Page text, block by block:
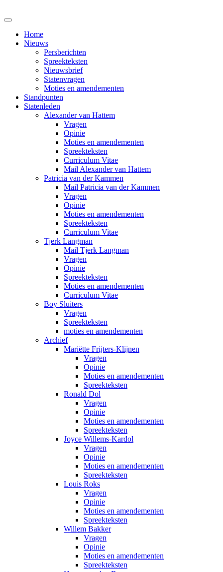
Home
Nieuws
Persberichten
Spreekteksten
Nieuwsbrief
Statenvragen
Moties en amendementen
Standpunten
Statenleden
Alexander van Hattem
Vragen
Opinie
Moties en amendementen
Spreekteksten
Curriculum Vitae
Mail Alexander van Hattem
Patricia van der Kammen
Mail Patricia van der Kammen
Vragen
Opinie
Moties en amendementen
Spreekteksten
Curriculum Vitae
Tjerk Langman
Mail Tjerk Langman
Vragen
Opinie
Spreekteksten
Moties en amendementen
Curriculum Vitae
Boy Sluiters
Vragen
Spreekteksten
moties en amendementen
Archief
Mariëtte Frijters-Klijnen
Vragen
Opinie
Moties en amendementen
Spreekteksten
Ronald Dol
Vragen
Opinie
Moties en amendementen
Spreekteksten
Joyce Willems-Kardol
Vragen
Opinie
Moties en amendementen
Spreekteksten
Louis Roks
Vragen
Opinie
Moties en amendementen
Spreekteksten
Willem Bakker
Vragen
Opinie
Moties en amendementen
Spreekteksten